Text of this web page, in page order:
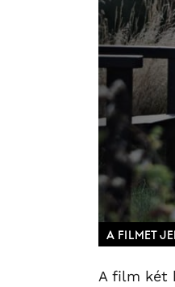
A FILMET
A film két